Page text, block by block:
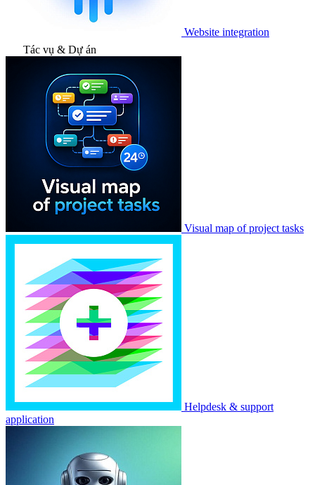
Website integration
Tác vụ & Dự án
Visual map of project tasks
Helpdesk & support
application